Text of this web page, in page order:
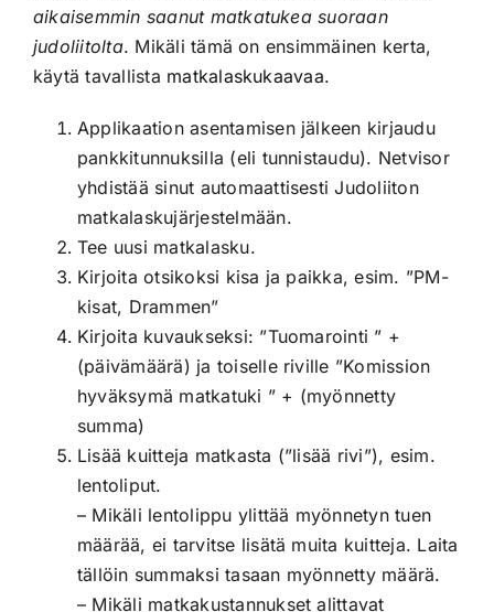
aikaisemmin saanut matkatukea suoraan
judoliitolta. Mikäli tämä on ensimmäinen kerta,
käytä tavallista matkalaskukaavaa.
Applikaation asentamisen jälkeen kirjaudu
pankkitunnuksilla (eli tunnistaudu). Netvisor
yhdistää sinut automaattisesti Judoliiton
matkalaskujärjestelmään.
Tee uusi matkalasku.
Kirjoita otsikoksi kisa ja paikka, esim. ”PM-
kisat, Drammen”
Kirjoita kuvaukseksi: ”Tuomarointi ” +
(päivämäärä) ja toiselle riville ”Komission
hyväksymä matkatuki ” + (myönnetty
summa)
Lisää kuitteja matkasta (”lisää rivi”), esim.
lentoliput.
– Mikäli lentolippu ylittää myönnetyn tuen
määrää, ei tarvitse lisätä muita kuitteja. Laita
tällöin summaksi tasaan myönnetty määrä.
– Mikäli matkakustannukset alittavat